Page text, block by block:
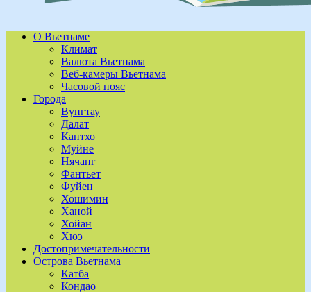
О Вьетнаме
Климат
Валюта Вьетнама
Веб-камеры Вьетнама
Часовой пояс
Города
Вунгтау
Далат
Кантхо
Муйне
Нячанг
Фантьет
Фуйен
Хошимин
Ханой
Хойан
Хюэ
Достопримечательности
Острова Вьетнама
Катба
Кондао